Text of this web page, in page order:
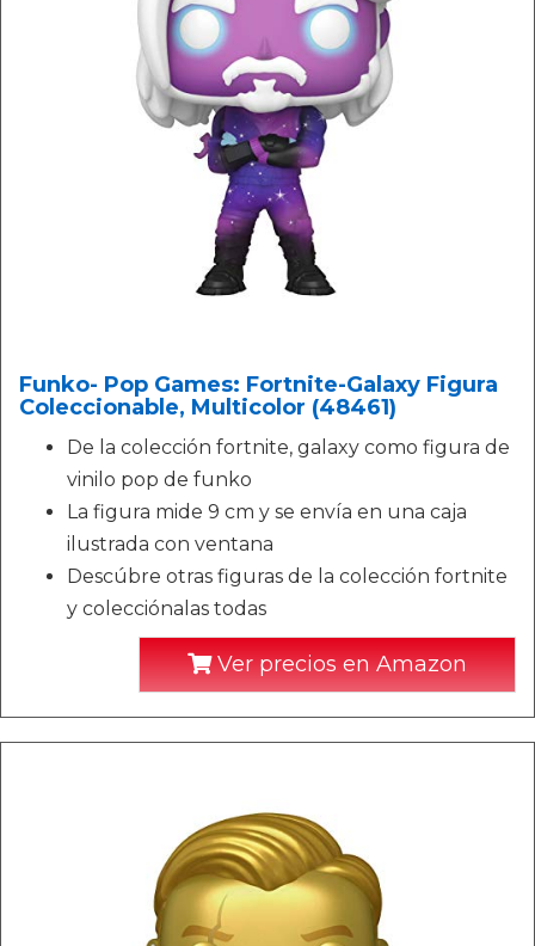
Funko- Pop Games: Fortnite-Galaxy Figura
Coleccionable, Multicolor (48461)
De la colección fortnite, galaxy como figura de
vinilo pop de funko
La figura mide 9 cm y se envía en una caja
ilustrada con ventana
Descúbre otras figuras de la colección fortnite
y colecciónalas todas
Ver precios en Amazon